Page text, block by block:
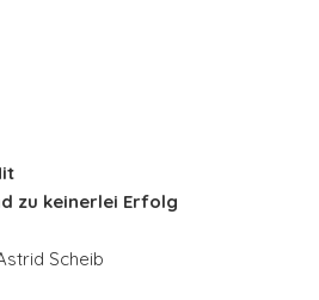
zu keinerlei Erfolg
Scheib